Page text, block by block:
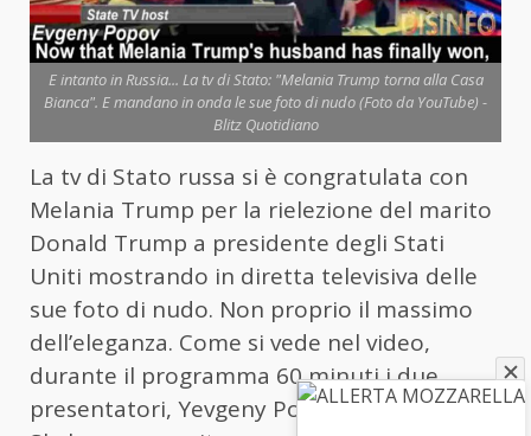
E intanto in Russia... La tv di Stato: "Melania Trump torna alla Casa
Bianca". E mandano in onda le sue foto di nudo (Foto da YouTube) -
Blitz Quotidiano
La tv di Stato russa si è congratulata con
Melania Trump per la rielezione del marito
Donald Trump a presidente degli Stati
Uniti mostrando in diretta televisiva delle
sue foto di nudo. Non proprio il massimo
dell’eleganza. Come si vede nel video,
durante il programma 60 minuti i due
presentatori, Yevgeny Popov e Olga